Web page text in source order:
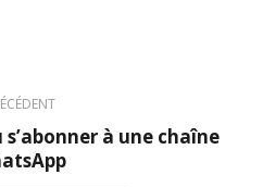
à une chaîne